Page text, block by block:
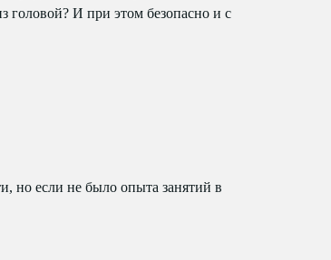
головой? И при этом безопасно и с
но если не было опыта занятий в